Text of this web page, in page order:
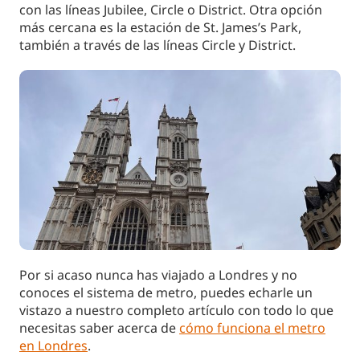
con las líneas Jubilee, Circle o District. Otra opción
más cercana es la estación de St. James’s Park,
también a través de las líneas Circle y District.
Por si acaso nunca has viajado a Londres y no
conoces el sistema de metro, puedes echarle un
vistazo a nuestro completo artículo con todo lo que
necesitas saber acerca decómo funciona el metro
en Londres.